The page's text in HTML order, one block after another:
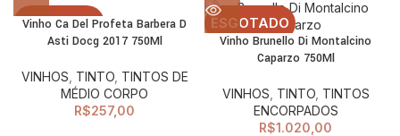
ESGOTADO
Vinho Ca Del Profeta Barbera D
Asti Docg 2017 750Ml
VINHOS TINTO, TINTOS DE
MÉDIO CORPO
R$257,00
ESGOTADO
Vinho Brunello Di Montalcino
Caparzo 750Ml
VINHOS TINTO, TINTOS
ENCORPADOS
R$1.020,00